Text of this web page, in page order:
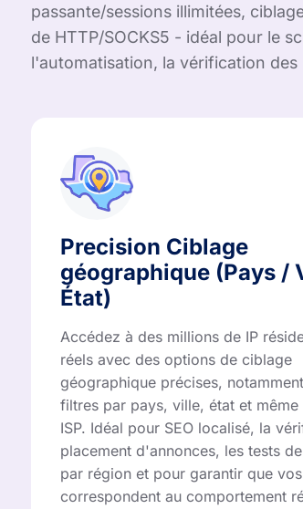
passante/sessions illimitées,
de HTTP/SOCKS5 - idéal pour le
l'automatisation, la vérification
Precision Ciblage
géographique (Pays /
État)
Accédez à des millions de IP
réels avec des options de ciblage
géographique précises,
filtres par pays, ville, état et même
ISP. Idéal pour SEO localisé, la
placement d'annonces, les tests
par région et pour garantir que
correspondent au comportement